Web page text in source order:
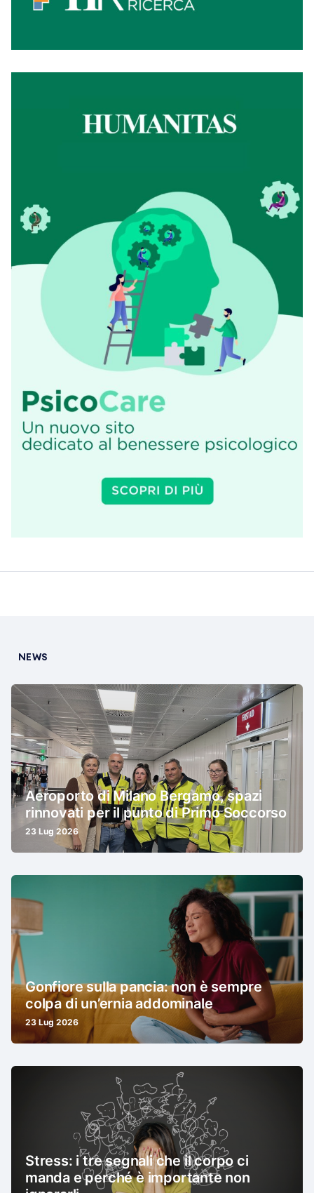
NEWS
Aeroporto di Milano Bergamo, spazi
rinnovati per il punto di Primo Soccorso
23 Lug 2026
Gonfiore sulla pancia: non è sempre
colpa di un’ernia addominale
23 Lug 2026
Stress: i tre segnali che il corpo ci
manda e perché è importante non